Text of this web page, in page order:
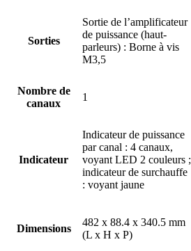
Sorties
Sortie de l’amplificateur
de puissance (haut-
parleurs) : Borne à vis
M3,5
Nombre de
canaux
1
Indicateur
Indicateur de puissance
par canal : 4 canaux,
voyant LED 2 couleurs ;
indicateur de surchauffe
: voyant jaune
Dimensions
482 x 88.4 x 340.5 mm
(L x H x P)